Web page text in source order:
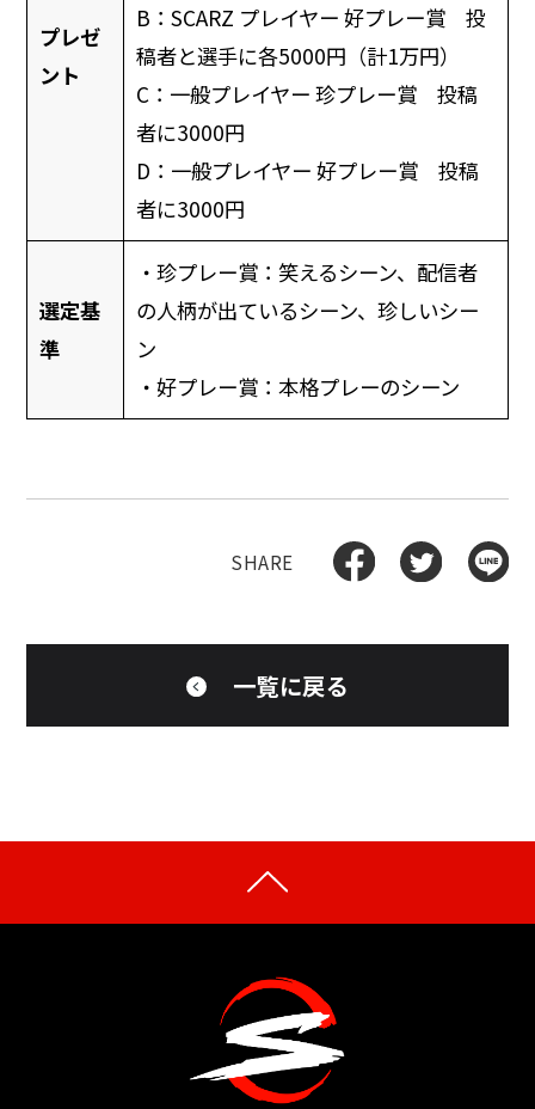
プレゼ
ント
B：SCARZ プレイヤー 好プレー賞 投
稿者と選手に各5000円（計1万円）
C：一般プレイヤー 珍プレー賞 投稿
者に3000円
D：一般プレイヤー 好プレー賞 投稿
者に3000円
選定基
準
・珍プレー賞：笑えるシーン、配信者
の人柄が出ているシーン、珍しいシー
ン
・好プレー賞：本格プレーのシーン
一覧に戻る